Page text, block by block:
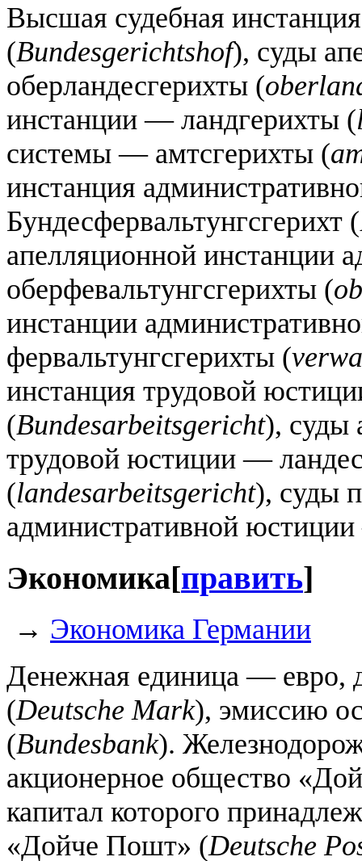
Высшая судебная
(Bundesgerichtshof), суды
оберландесгерихты (
инстанции — ландгерихты (
системы — амтсгерихты (
инстанция
Бундесфервальтунгсгерихт (
апелляционной инстанции
оберфевальтунгсгерихты (
инстанции
фервальтунгсгерихты (
инстанция трудовой
(Bundesarbeitsgericht), суды
трудовой юстиции —
(landesarbeitsgericht), суды
административной
Экономика[править]
→ Экономика Германии
Денежная единица — евро,
(Deutsche Mark), эмиссию
(Bundesbank).
акционерное общество
капитал которого
«Дойче Пошт» (Deutsche